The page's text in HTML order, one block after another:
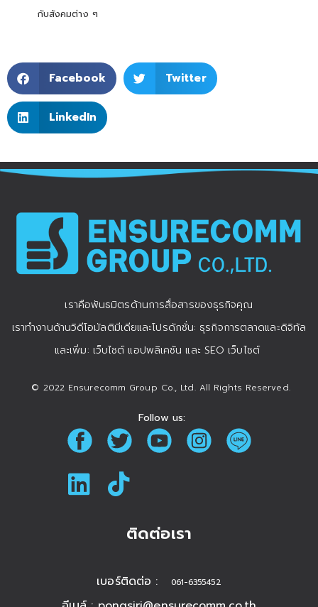
กับสังคมต่าง ๆ
Facebook Twitter
LinkedIn
เราคือพันธมิตรด้านการสื่อสารของธุรกิจคุณ
เราทำงานด้านวิดีโอมัลติมีเดียและโปรดักชั่น: ธุรกิจการตลาดและดิจิทัล
และเพิ่ม: เว็บไซต์ แอปพลิเคชัน และ SEO เว็บไซต์
© 2022 Ensurecomm Group Co., Ltd. All Rights Reserved.
Follow us:
ติดต่อเรา
เบอร์ติดต่อ : 061-6355452